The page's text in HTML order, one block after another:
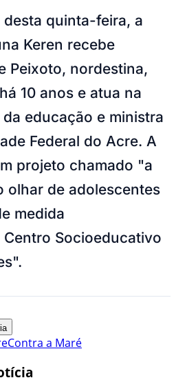
quinta-feira, a
Keren recebe
Peixoto, nordestina,
10 anos e atua na
educação e ministra
Federal do Acre. A
projeto chamado "a
olhar de adolescentes
medida
Socioeducativo
Contra a Maré